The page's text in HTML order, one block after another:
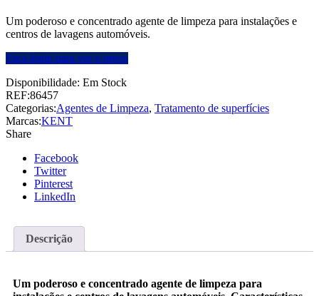
Um poderoso e concentrado agente de limpeza para instalações e
centros de lavagens automóveis.
Faça login para ver o preço
Disponibilidade: Em Stock
REF:86457
Categorias:Agentes de Limpeza, Tratamento de superfícies
Marcas:KENT
Share
Facebook
Twitter
Pinterest
LinkedIn
Descrição
Um poderoso e concentrado agente de limpeza para